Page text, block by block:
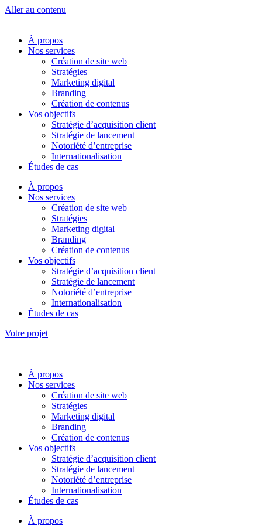
Aller au contenu
À propos
Nos services
Création de site web
Stratégies
Marketing digital
Branding
Création de contenus
Vos objectifs
Stratégie d’acquisition client
Stratégie de lancement
Notoriété d’entreprise
Internationalisation
Études de cas
À propos
Nos services
Création de site web
Stratégies
Marketing digital
Branding
Création de contenus
Vos objectifs
Stratégie d’acquisition client
Stratégie de lancement
Notoriété d’entreprise
Internationalisation
Études de cas
Votre projet
À propos
Nos services
Création de site web
Stratégies
Marketing digital
Branding
Création de contenus
Vos objectifs
Stratégie d’acquisition client
Stratégie de lancement
Notoriété d’entreprise
Internationalisation
Études de cas
À propos